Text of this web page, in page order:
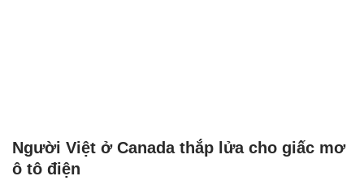
Người Việt ở Canada thắp lửa cho giấc mơ
ô tô điện